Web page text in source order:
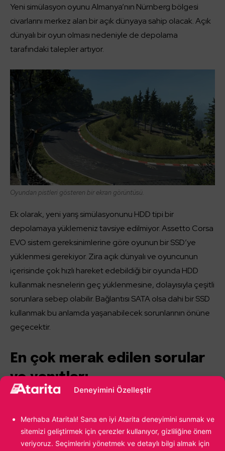
Deneyimini Özelleştir
Merhaba Ataritalı! Sana en iyi Atarita deneyimini sunmak ve
sitemizi geliştirmek için çerezler kullanıyor, gizliliğine önem
veriyoruz. Seçimlerini yönetmek ve detaylı bilgi almak için
Yeni simülasyon oyunu Almanya’nın Nürnberg bölgesi
civarlarını merkez alan bir açık dünyaya sahip olacak. Açık
dünyalı bir oyun olması nedeniyle de depolama
tarafındaki talepler artıyor.
Oyundan pistleri gösteren bir ekran görüntüsü.
Ek olarak, yeni yarış simülasyonunu HDD tipi bir
depolamaya yüklemeniz tavsiye edilmiyor. Assetto Corsa
EVO sistem gereksinimlerine göre oyunun bir SSD’ye
yüklenmesi gerekiyor. Zira açık dünyalı ve oyuncunun
içerisinde çok hızlı hareket edebildiği bir oyunda HDD
kullanmak nesnelerin geç yüklenmesine, dolayısıyla çeşitli
sorunlara sebep olabilir. Bağlantısı SATA olsa dahi bir SSD
kullanmak bu anlamda yaşanabilecek sorunlarının önüne
geçecektir.
En çok merak edilen sorular
ve yanıtları
birisiyseniz, aşağıda merak edebileceğiniz sorulara dair
yanıtları bulabilirsiniz.